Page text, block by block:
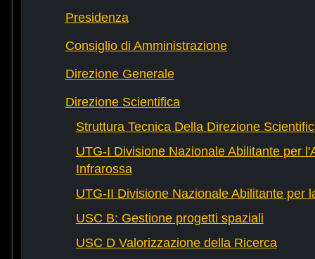
Presidenza
Consiglio di Amministrazione
Direzione Generale
Direzione Scientifica
Struttura Tecnica Della Direzione
UTG-I Divisione Nazionale Abilitante per
Infrarossa
UTG-II Divisione Nazionale Abilitante per
USC B: Gestione progetti spaziali
USC D Valorizzazione della Ricerca